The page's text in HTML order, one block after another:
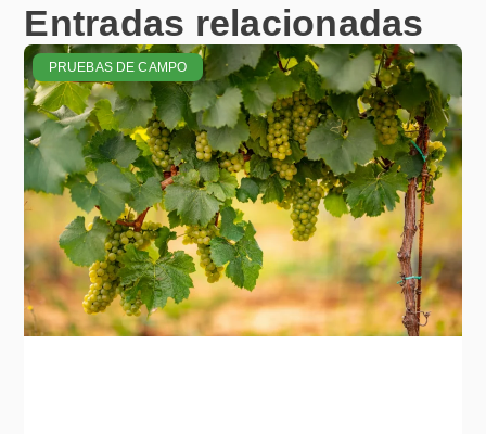
Entradas relacionadas
PRUEBAS DE CAMPO